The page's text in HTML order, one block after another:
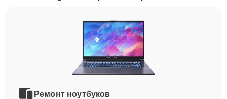
Ремонт ноутбуков